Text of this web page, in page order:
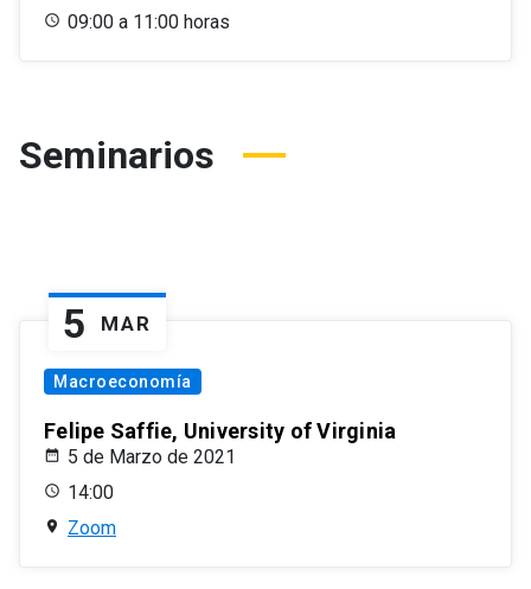
09:00 a 11:00 horas
Seminarios
5 MAR
Macroeconomía
Felipe Saffie, University of Virginia
5 de Marzo de 2021
14:00
Zoom